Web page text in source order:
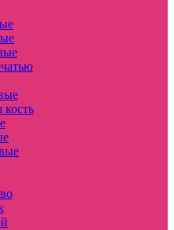
кость